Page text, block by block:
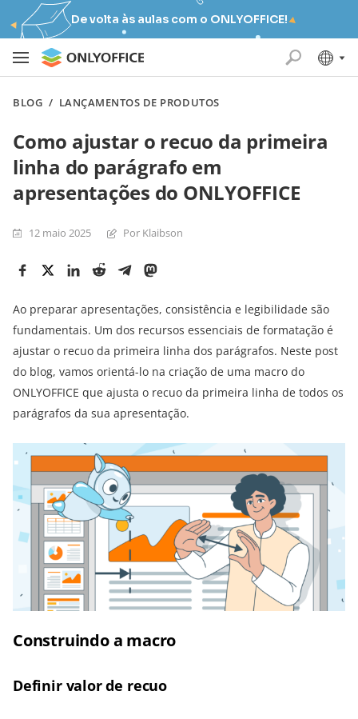
De volta às aulas com o ONLYOFFICE!
BLOG / LANÇAMENTOS DE PRODUTOS
Como ajustar o recuo da primeira
linha do parágrafo em
apresentações do ONLYOFFICE
12 maio 2025 Por Klaibson
Ao preparar apresentações, consistência e legibilidade são
fundamentais. Um dos recursos essenciais de formatação é
ajustar o recuo da primeira linha dos parágrafos. Neste post
do blog, vamos orientá-lo na criação de uma macro do
ONLYOFFICE que ajusta o recuo da primeira linha de todos os
parágrafos da sua apresentação.
Construindo a macro
Definir valor de recuo